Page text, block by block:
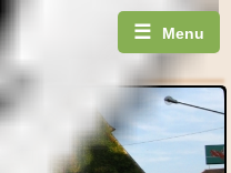
☰ Menu